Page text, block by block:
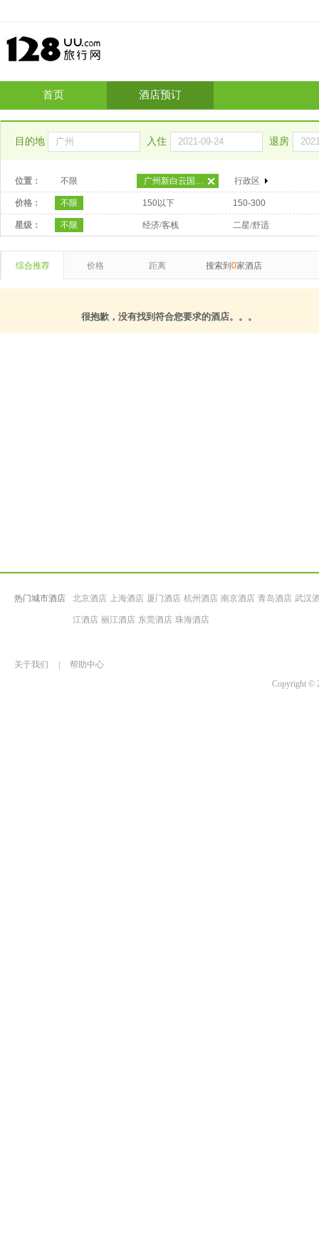
首页 酒店预订
目的地 入住 退房
位置： 不限 广州新白云国际机场 行政区
价格： 不限 150以下 150-300
星级： 不限 经济/客栈 二星/舒适
综合推荐 价格 距离 搜索到 0家酒店
很抱歉，没有找到符合您要求的酒店。。。
热门城市酒店 北京酒店 上海酒店 厦门酒店 杭州酒店 南京酒店 青岛酒店 武汉
江酒店 丽江酒店 东莞酒店 珠海酒店
关于我们
帮助中心
Copyright ©